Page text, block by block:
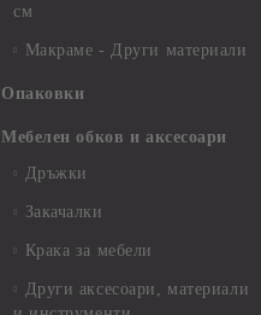
см
Макраме - Други материали
Опаковки
Мебелен обков и аксесоари
Дръжки
Закачалки
Крака за мебели
Други аксесоари, материали